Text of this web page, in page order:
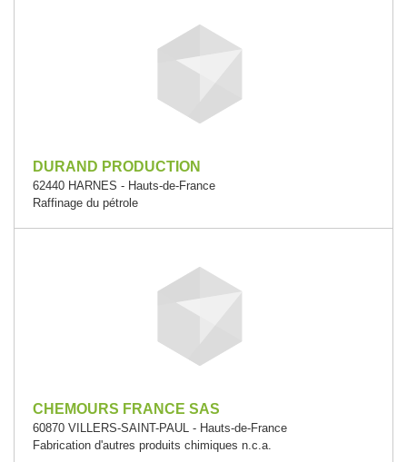
DURAND PRODUCTION
62440 HARNES - Hauts-de-France
Raffinage du pétrole
CHEMOURS FRANCE SAS
60870 VILLERS-SAINT-PAUL - Hauts-de-France
Fabrication d'autres produits chimiques n.c.a.